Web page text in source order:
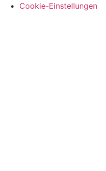
Cookie-Einstellungen